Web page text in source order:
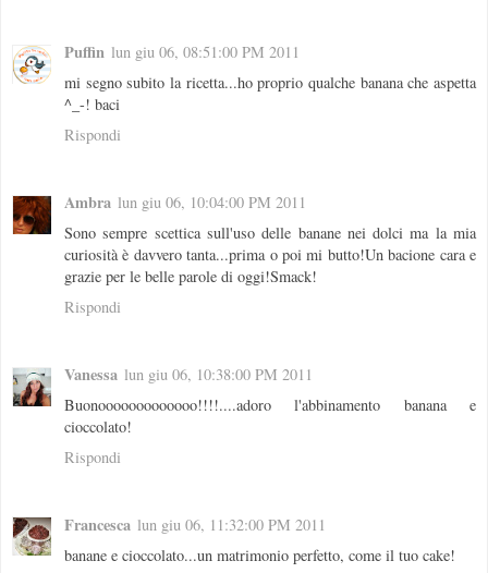
Puffin lun giu 06, 08:51:00 PM 2011
mi segno subito la ricetta...ho proprio qualche banana che aspetta
^_-! baci
Rispondi
Ambra lun giu 06, 10:04:00 PM 2011
Sono sempre scettica sull'uso delle banane nei dolci ma la mia
curiosità è davvero tanta...prima o poi mi butto!Un bacione cara e
grazie per le belle parole di oggi!Smack!
Rispondi
Vanessa lun giu 06, 10:38:00 PM 2011
Buonooooooooooooo!!!!....adoro l'abbinamento banana e
cioccolato!
Rispondi
Francesca lun giu 06, 11:32:00 PM 2011
banane e cioccolato...un matrimonio perfetto, come il tuo cake!